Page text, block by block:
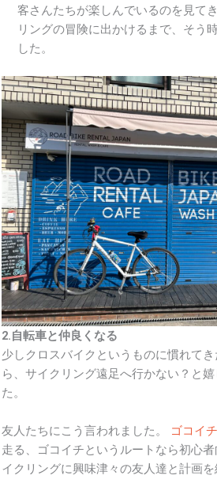
客さんたちが楽しんでいるのを見て
リングの冒険に出かけるまで、そう
した。
2.自転車と仲良くなる
少しクロスバイクというものに慣れて
ら、サイクリング遠足へ行かない？と
た。
友人たちにこう言われました。 ゴコイチ
走る、ゴコイチというルートなら初心
イクリングに興味津々の友人達と計画を